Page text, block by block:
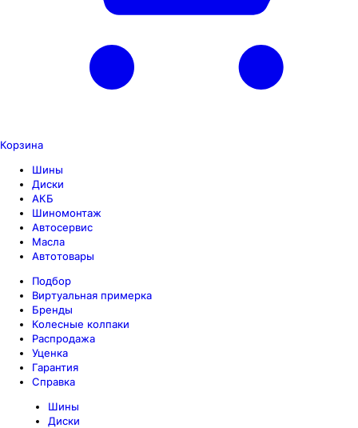
Корзина
Шины
Диски
АКБ
Шиномонтаж
Автосервис
Масла
Автотовары
Подбор
Виртуальная примерка
Бренды
Колесные колпаки
Распродажа
Уценка
Гарантия
Справка
Шины
Диски